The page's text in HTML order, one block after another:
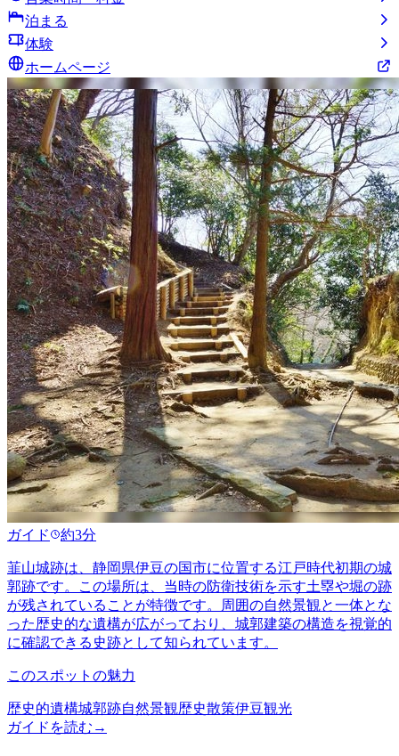
泊まる
体験
ホームページ
ガイド 約3分
韮山城跡は、静岡県伊豆の国市に位置する江戸時代初期の城
郭跡です。この場所は、当時の防衛技術を示す土塁や堀の跡
が残されていることが特徴です。周囲の自然景観と一体とな
った歴史的な遺構が広がっており、城郭建築の構造を視覚的
に確認できる史跡として知られています。
このスポットの魅力
歴史的遺構城郭跡自然景観歴史散策伊豆観光
ガイドを読む →